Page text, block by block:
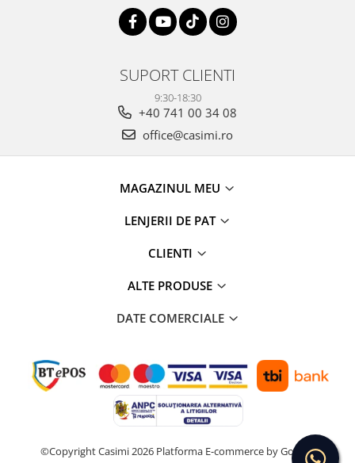
SUPORT CLIENTI
9:30-18:30
+40 741 00 34 08
office@casimi.ro
MAGAZINUL MEU
LENJERII DE PAT
CLIENTI
ALTE PRODUSE
DATE COMERCIALE
©Copyright Casimi 2026 Platforma E-commerce by Gomag